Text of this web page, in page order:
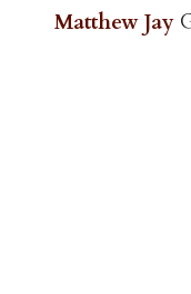
Matthew Jay